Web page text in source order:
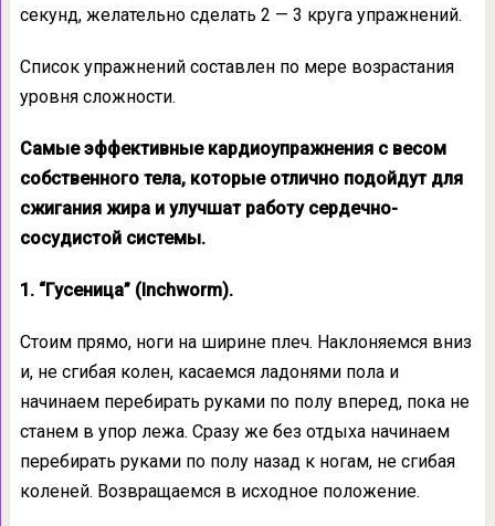
секунд, желательно сделать 2 — 3 круга упражнений.
Список упражнений составлен по мере возрастания
уровня сложности.
Самые эффективные кардиоупражнения с весом
собственного тела, которые отлично подойдут для
сжигания жира и улучшат работу сердечно-
сосудистой системы.
1. “Гусеница” (Inchworm).
Стоим прямо, ноги на ширине плеч. Наклоняемся вниз
и, не сгибая колен, касаемся ладонями пола и
начинаем перебирать руками по полу вперед, пока не
станем в упор лежа. Сразу же без отдыха начинаем
перебирать руками по полу назад к ногам, не сгибая
коленей. Возвращаемся в исходное положение.